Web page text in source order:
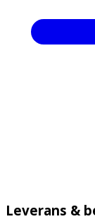
Leverans &